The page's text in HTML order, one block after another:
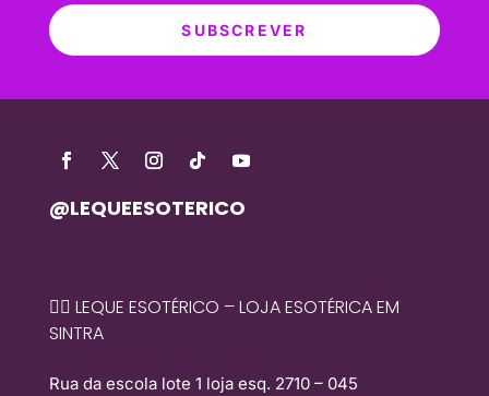
SUBSCREVER
@LEQUEESOTERICO
🧙‍♀️ LEQUE ESOTÉRICO – LOJA ESOTÉRICA EM
SINTRA
Rua da escola lote 1 loja esq. 2710 – 045